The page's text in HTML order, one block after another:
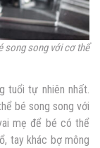
song song với cơ thể
tuổi tự nhiên nhất.
bé song song với
mẹ để bé có thể
tay khác bợ mông